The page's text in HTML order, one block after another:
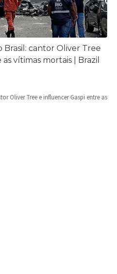
cantor Oliver Tree
vítimas mortais | Brazil
Oliver Tree e influencer Gaspi entre as